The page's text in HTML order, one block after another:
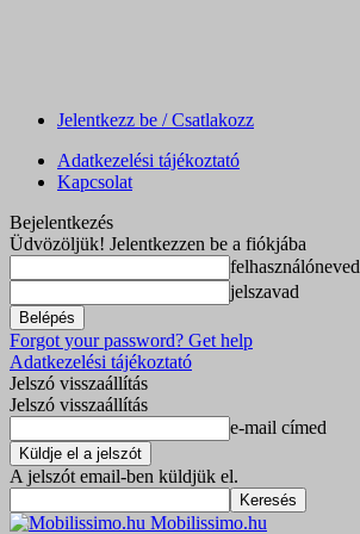
Jelentkezz be / Csatlakozz
Adatkezelési tájékoztató
Kapcsolat
Bejelentkezés
Üdvözöljük! Jelentkezzen be a fiókjába
felhasználóneved
jelszavad
Forgot your password? Get help
Adatkezelési tájékoztató
Jelszó visszaállítás
Jelszó visszaállítás
e-mail címed
A jelszót email-ben küldjük el.
Mobilissimo.hu